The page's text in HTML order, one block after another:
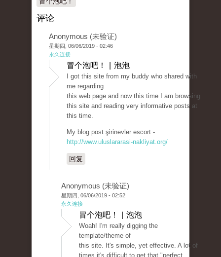
评论
Anonymous (未验证)
星期四, 06/06/2019 - 02:46
永久连接
冒个泡吧！ | 泡泡
I got this site from my buddy who shared with
me regarding
this web page and now this time I am browsing
this site and reading very informative posts at
this time.
My blog post şirinevler escort -
http://www.uluslararasi-nakliyat.org/
回复
Anonymous (未验证)
星期四, 06/06/2019 - 02:52
永久连接
冒个泡吧！ | 泡泡
Woah! I'm really digging the
template/theme of
this site. It's simple, yet effective. A lot of
times it's difficult to get that "perfect